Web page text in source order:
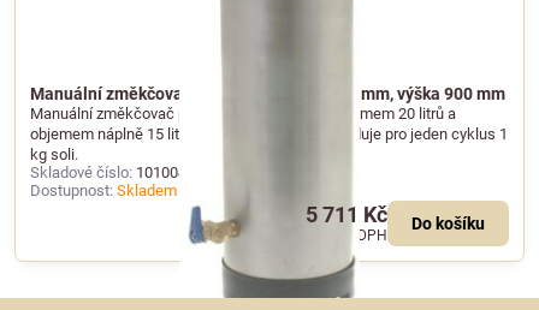
Manuální změkčovač vody 20 l, průměr 185 mm, výška 900 mm
Manuální změkčovač pitné vody s celkovým objemem 20 litrů a
objemem náplně 15 litrů. Ruční regenerace vyžaduje pro jeden cyklus 1
kg soli.
Skladové číslo: 101004
Dostupnost: Skladem u dodavatele
5 711 Kč
bez DPH
Do košíku